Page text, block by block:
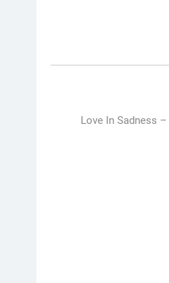
Love In Sadness –